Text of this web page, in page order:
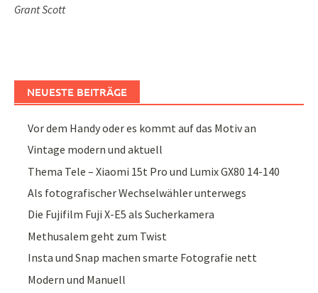
Grant Scott
NEUESTE BEITRÄGE
Vor dem Handy oder es kommt auf das Motiv an
Vintage modern und aktuell
Thema Tele – Xiaomi 15t Pro und Lumix GX80 14-140
Als fotografischer Wechselwähler unterwegs
Die Fujifilm Fuji X-E5 als Sucherkamera
Methusalem geht zum Twist
Insta und Snap machen smarte Fotografie nett
Modern und Manuell